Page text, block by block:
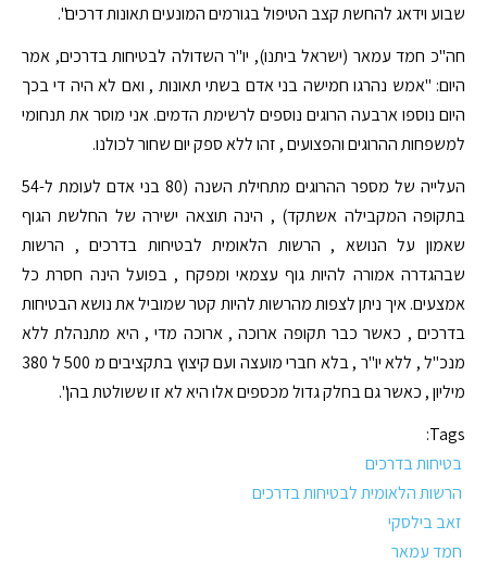
שבוע וידאג להחשת קצב הטיפול בגורמים המונעים תאונות דרכים".
חה"כ חמד עמאר (ישראל ביתנו), יו"ר השדולה לבטיחות בדרכים, אמר
היום: "אמש נהרגו חמישה בני אדם בשתי תאונות , ואם לא היה די בכך
היום נוספו ארבעה הרוגים נוספים לרשימת הדמים. אני מוסר את תנחומי
למשפחות ההרוגים והפצועים , זהו ללא ספק יום שחור לכולנו.
העלייה של מספר ההרוגים מתחילת השנה (80 בני אדם לעומת ל-54
בתקופה המקבילה אשתקד) , הינה תוצאה ישירה של החלשת הגוף
שאמון על הנושא , הרשות הלאומית לבטיחות בדרכים , הרשות
שבהגדרה אמורה להיות גוף עצמאי ומפקח , בפועל הינה חסרת כל
אמצעים. איך ניתן לצפות מהרשות להיות קטר שמוביל את נושא הבטיחות
בדרכים , כאשר כבר תקופה ארוכה , ארוכה מדי , היא מתנהלת ללא
מנכ"ל , ללא יו"ר , בלא חברי מועצה ועם קיצוץ בתקציבים מ 500 ל 380
מיליון , כאשר גם בחלק גדול מכספים אלו היא לא זו ששולטת בהן".
Tags:
בטיחות בדרכים
הרשות הלאומית לבטיחות בדרכים
זאב בילסקי
חמד עמאר